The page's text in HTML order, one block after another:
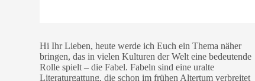
Hi Ihr Lieben, heute werde ich Euch ein Thema näher
bringen, das in vielen Kulturen der Welt eine bedeutende
Rolle spielt – die Fabel. Fabeln sind eine uralte
Literaturgattung, die schon im frühen Altertum verbreitet